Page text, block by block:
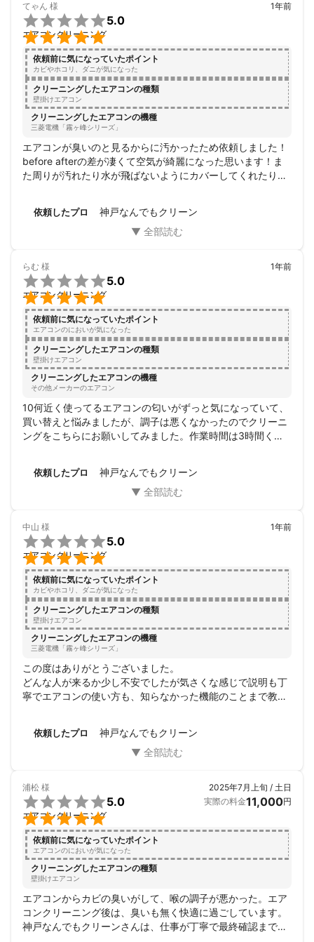
てゃん 様


5.0
エアコンクリーニング
1年前
依頼前に気になっていたポイント
カビやホコリ、ダニが気になった
クリーニングしたエアコンの種類
壁掛けエアコン
クリーニングしたエアコンの機種
三菱電機「霧ヶ峰シリーズ」
エアコンが臭いのと見るからに汚かったため依頼しました！
before afterの差が凄くて空気が綺麗になった思います！ま
た周りが汚れたり水が飛ばないようにカバーしてくれたりな
依頼したプロ 神戸なんでもクリーン
らむ 様


5.0
エアコンクリーニング
1年前
依頼前に気になっていたポイント
エアコンのにおいが気になった
クリーニングしたエアコンの種類
壁掛けエアコン
クリーニングしたエアコンの機種
その他メーカーのエアコン
10何近く使ってるエアコンの匂いがずっと気になっていて、
買い替えと悩みましたが、調子は悪くなかったのでクリーニ
ングをこちらにお願いしてみました。作業時間は3時間くら
最後に試運転をして確認、匂いが無くなり大満足。とても清
潔感のある方だったし、作業も丁寧だったのでこちらにお願
依頼したプロ 神戸なんでもクリーン
中山 様


5.0
エアコンクリーニング
1年前
依頼前に気になっていたポイント
カビやホコリ、ダニが気になった
クリーニングしたエアコンの種類
壁掛けエアコン
クリーニングしたエアコンの機種
三菱電機「霧ヶ峰シリーズ」
この度はありがとうございました。
どんな人が来るか少し不安でしたが気さくな感じで説明も丁
寧でエアコンの使い方も、知らなかった機能のことまで教え
顔一つせず一緒に動かしてくれました。
クリーニングは目に見えてわかる汚れがしっかり取れて満足
も、、、
また頼みたいと思います。
依頼したプロ 神戸なんでもクリーン
浦松 様


5.0
エアコンクリーニング
2025年7月上旬 / 土日
実際の料金11,000円
依頼前に気になっていたポイント
エアコンのにおいが気になった
クリーニングしたエアコンの種類
壁掛けエアコン
エアコンからカビの臭いがして、喉の調子が悪かった。エア
コンクリーニング後は、臭いも無く快適に過ごしています。
神戸なんでもクリーンさんは、仕事が丁寧で最終確認までき